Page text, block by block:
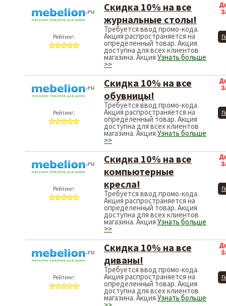
Рейтинг:
Скидка 10% на все
журнальные столы!
Требуется ввод промо-кода.
Акция распространяется на
определенный товар. Акция
доступна для всех клиентов
магазина. Акция Узнать больше
>>
Рейтинг:
Скидка 10% на все
обувницы!
Требуется ввод промо-кода.
Акция распространяется на
определенный товар. Акция
доступна для всех клиентов
магазина. Акция Узнать больше
>>
Рейтинг:
Скидка 10% на все
компьютерные
кресла!
Требуется ввод промо-кода.
Акция распространяется на
определенный товар. Акция
доступна для всех клиентов
магазина. Акция Узнать больше
>>
Рейтинг:
Скидка 10% на все
диваны!
Требуется ввод промо-кода.
Акция распространяется на
определенный товар. Акция
доступна для всех клиентов
магазина. Акция Узнать больше